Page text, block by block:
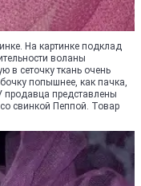
На картинке подклад
воланы
в сеточку ткань очень
попышнее, как пачка,
продавца представлены
свинкой Пеппой. Товар